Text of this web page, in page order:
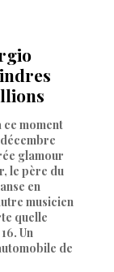
ce moment
glamour
le père du
en
musicien
quelle
Un
de